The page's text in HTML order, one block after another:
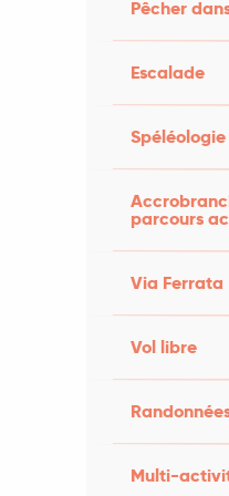
Pêcher
Escalade
Spéléologie
parcours
Via Ferrata
Vol libre
Multi-
Véloroutes,
véritable destination de
pratiquer votre activité
grandioses.
l’habitant, dans une
ou dans un hôtel
hébergements